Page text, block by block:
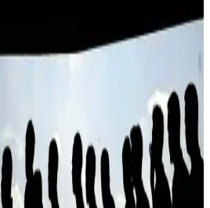
yağlar ve proteinle dengelenmiş,
kahvaltı veya ara öğün seçeneğidir.
lezzeti kişiselleştirilebilir.
Ay Çöreği Tarifleri ve
ve çeşitli iç malzemelerle
atıştırmalıklar için pratik, aromatik
ve malzeme dengesi lezzeti artırır.